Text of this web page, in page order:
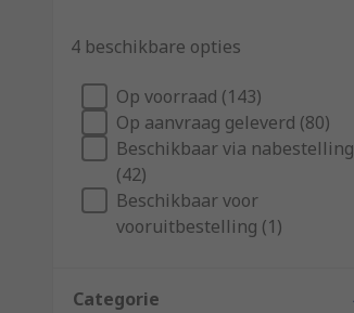
4 beschikbare opties
Op voorraad (143)
Op aanvraag geleverd (80)
Beschikbaar via nabestelling
(42)
Beschikbaar voor
vooruitbestelling (1)
Categorie